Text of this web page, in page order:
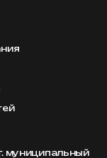
муниципальный